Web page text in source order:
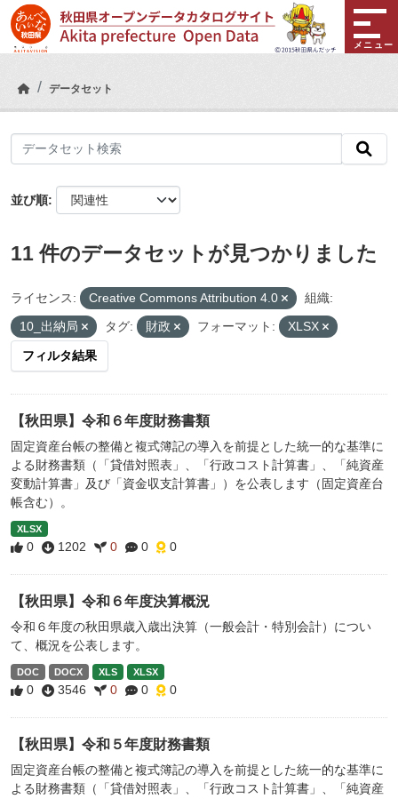
Skip to main content
メニュー
データセット
並び順
11 件のデータセットが見つかりました
ライセンス: Creative Commons Attribution 4.0
組織:
10_出納局
タグ: 財政 フォーマット: XLSX
フィルタ結果
【秋田県】令和６年度財務書類
固定資産台帳の整備と複式簿記の導入を前提とした統一的な基準に
よる財務書類（「貸借対照表」、「行政コスト計算書」、「純資産
変動計算書」及び「資金収支計算書」）を公表します（固定資産台
帳含む）。
XLSX
0 1202 0 0 0
【秋田県】令和６年度決算概況
令和６年度の秋田県歳入歳出決算（一般会計・特別会計）につい
て、概況を公表します。
DOC DOCX XLS XLSX
0 3546 0 0 0
【秋田県】令和５年度財務書類
固定資産台帳の整備と複式簿記の導入を前提とした統一的な基準に
よる財務書類（「貸借対照表」、「行政コスト計算書」、「純資産